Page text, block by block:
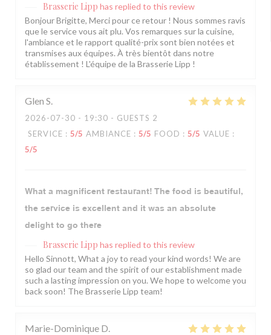
Brasserie Lipp has replied to this review
Bonjour Brigitte, Merci pour ce retour ! Nous sommes ravis
que le service vous ait plu. Vos remarques sur la cuisine,
l'ambiance et le rapport qualité-prix sont bien notées et
transmises aux équipes. À très bientôt dans notre
établissement ! L'équipe de la Brasserie Lipp !
Glen S
2026-07-30 - 19:30 - GUESTS 2
SERVICE : 5/5 AMBIANCE : 5/5 FOOD : 5/5 VALUE :
5/5
What a magnificent restaurant! The food is beautiful,
the service is excellent and it was an absolute
delight to go there
Brasserie Lipp has replied to this review
Hello Sinnott, What a joy to read your kind words! We are
so glad our team and the spirit of our establishment made
such a lasting impression on you. We hope to welcome you
back soon! The Brasserie Lipp team!
Marie-Dominique D